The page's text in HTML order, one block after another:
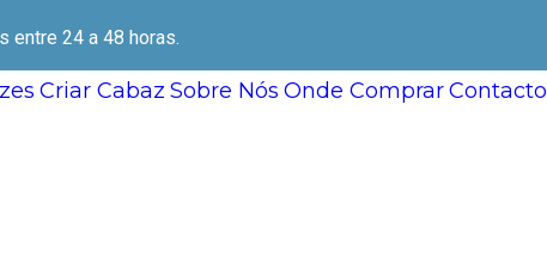
entre 24 a 48 horas.
Criar Cabaz Sobre Nós Onde Comprar